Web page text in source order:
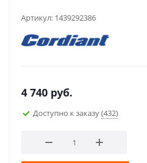
Артикул: 1439292386
4 740 руб.
Доступно к заказу(432)